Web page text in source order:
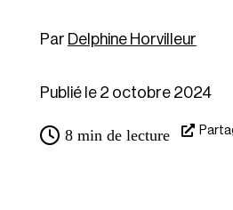
Delphine Horvilleur
Publié le 2 octobre 2024
8 min de lecture